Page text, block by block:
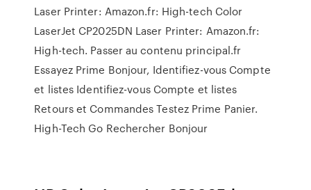
Laser Printer: Amazon.fr: High-tech Color
LaserJet CP2025DN Laser Printer: Amazon.fr:
High-tech. Passer au contenu principal.fr
Essayez Prime Bonjour, Identifiez-vous Compte
et listes Identifiez-vous Compte et listes
Retours et Commandes Testez Prime Panier.
High-Tech Go Rechercher Bonjour